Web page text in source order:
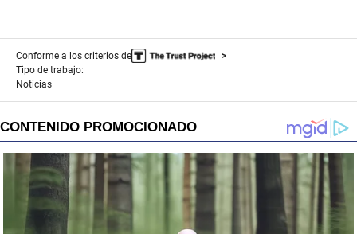
Conforme a los criterios de
Tipo de trabajo:
Noticias